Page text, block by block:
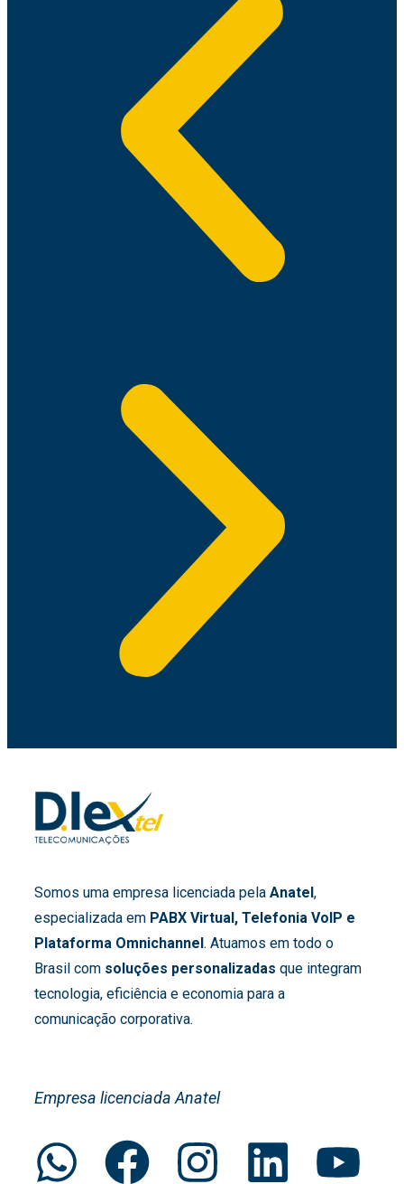
Somos uma empresa licenciada pela Anatel,
especializada em PABX Virtual, Telefonia VoIP e
Plataforma Omnichannel. Atuamos em todo o
Brasil com soluções personalizadas que integram
tecnologia, eficiência e economia para a
comunicação corporativa.
Empresa licenciada Anatel